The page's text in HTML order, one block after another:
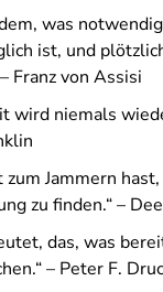
was
ist, und
Franz von Assisi
wird niemals
zum Jammern
zu finden.“ –
das, was
– Peter F.